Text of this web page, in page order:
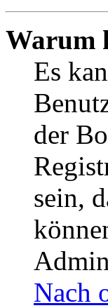
Warum
Es
der
sein,
Nach